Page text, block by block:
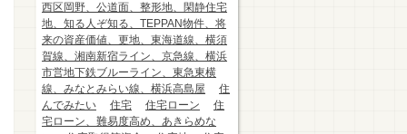
西区岡野、公道面、整形地、閑静住宅
地、知る人ぞ知る、TEPPAN物件、将
来の資産価値、更地、東海道線、横須
賀線、湘南新宿ライン、京急線、横浜
市営地下鉄ブルーライン、東急東横
線、みなとみらい線、横浜高島屋
住
んでみたい
住宅 住宅ローン
住
宅ローン、難易度高め、あきらめな